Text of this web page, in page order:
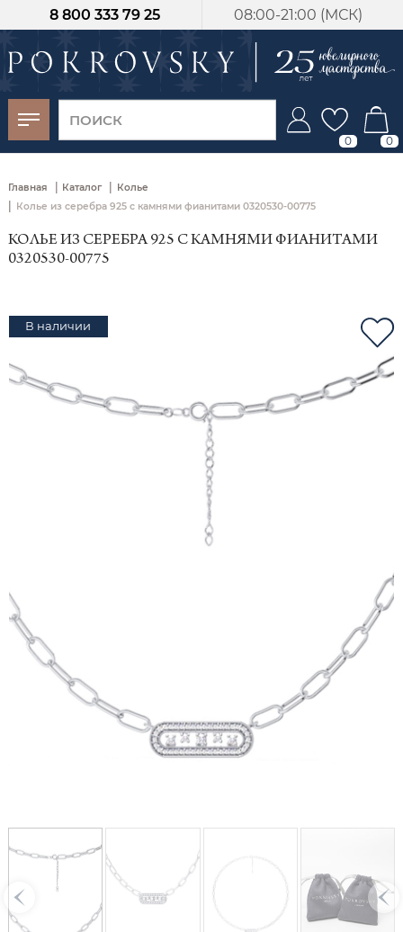
08:00-21:00 (МСК)
8 800 333 79 25
0 0
Главная | Каталог | Колье
| Колье из серебра 925 с камнями фианитами 0320530-00775
КОЛЬЕ ИЗ СЕРЕБРА 925 С КАМНЯМИ ФИАНИТАМИ
0320530-00775
В наличии
-30%
от 15 дней с
момента оплаты